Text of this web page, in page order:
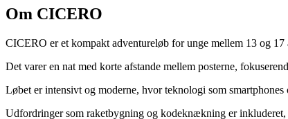
Om CICERO
CICERO er et kompakt adventureløb for unge mellem 13 og 17
Det varer en nat med korte afstande mellem posterne,
Løbet er intensivt og moderne, hvor teknologi som
Udfordringer som raketbygning og kodeknækning er